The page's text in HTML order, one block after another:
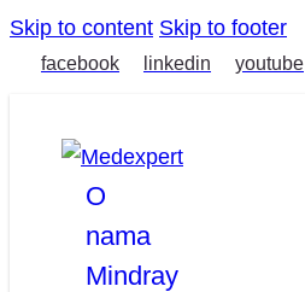
Skip to content Skip to footer
facebook linkedin youtube
O
nama
Mindray